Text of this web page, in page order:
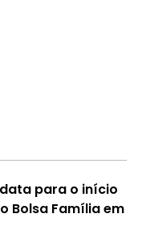
para o início
Bolsa Família em